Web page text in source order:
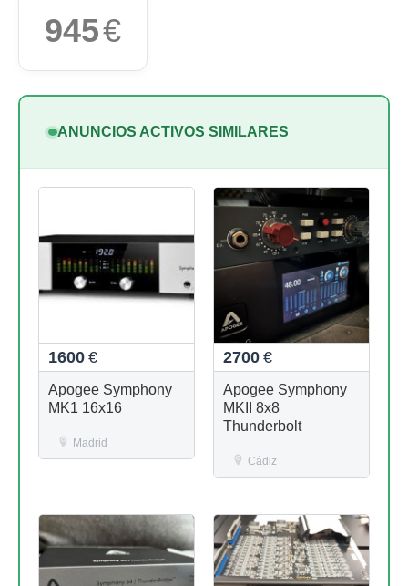
945€
ANUNCIOS ACTIVOS SIMILARES
1600 €
Apogee Symphony
MK1 16x16
Madrid
2700 €
Apogee Symphony
MKII 8x8
Thunderbolt
Cádiz